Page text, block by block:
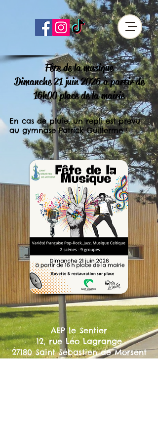
Fête de la musique
Dimanche 21 juin 2026 à partir de
16h00 place de la mairie
En cas de pluie, un repli est prévu
au gymnase Patrick Guillerme !
AEP le Sentier
12, rue Léo Lagrange
27180 Saint Sébastien de Morsent